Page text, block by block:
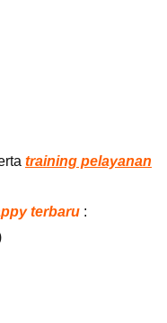
training pelayanan
terbaru :